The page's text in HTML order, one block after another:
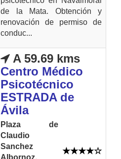
de la Mata. Obtención y
renovación de permiso de
conduc...
A 59.69 kms
Centro Médico
Psicotécnico
ESTRADA de
Ávila
Plaza de
Claudio
Sanchez
Albornoz.